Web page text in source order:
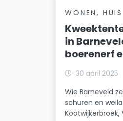
WONEN,
in
boerenerf
30 april 2025
Wie Barneveld
schuren en
Kootwijkerbroek,